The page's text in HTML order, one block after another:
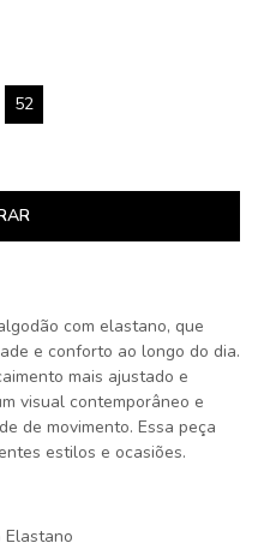
52
com elastano, que
e conforto ao longo do dia.
mais ajustado e
visual contemporâneo e
de movimento. Essa peça
estilos e ocasiões.
Elastano